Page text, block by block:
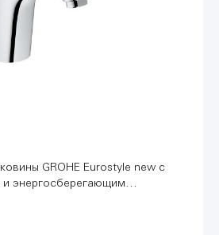
GROHE Eurostyle new с
энергосберегающим